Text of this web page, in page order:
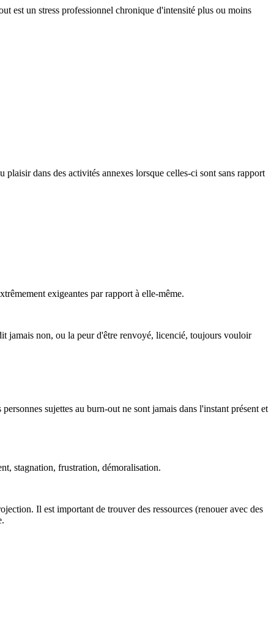
est un stress professionnel chronique d'intensité plus ou moins
dans des activités annexes lorsque celles-ci sont sans rapport
exigeantes par rapport à elle-même.
jamais non, ou la peur d'être renvoyé, licencié, toujours vouloir
sujettes au burn-out ne sont jamais dans l'instant présent et
stagnation, frustration, démoralisation.
Il est important de trouver des ressources (renouer avec des